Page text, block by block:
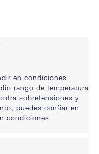
en condiciones
rango de temperatura
sobretensiones y
puedes confiar en
condiciones